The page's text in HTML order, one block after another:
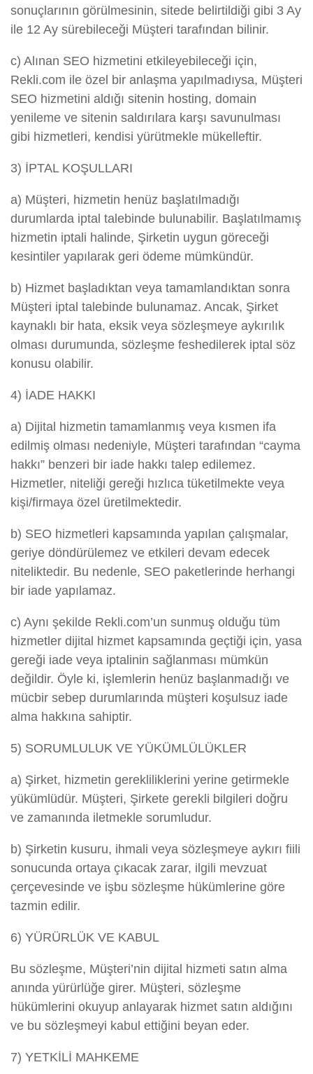
sonuçlarının görülmesinin, sitede belirtildiği gibi 3 Ay
ile 12 Ay sürebileceği Müşteri tarafından bilinir.
c) Alınan SEO hizmetini etkileyebileceği için,
Rekli.com ile özel bir anlaşma yapılmadıysa, Müşteri
SEO hizmetini aldığı sitenin hosting, domain
yenileme ve sitenin saldırılara karşı savunulması
gibi hizmetleri, kendisi yürütmekle mükelleftir.
3) İPTAL KOŞULLARI
a) Müşteri, hizmetin henüz başlatılmadığı
durumlarda iptal talebinde bulunabilir. Başlatılmamış
hizmetin iptali halinde, Şirketin uygun göreceği
kesintiler yapılarak geri ödeme mümkündür.
b) Hizmet başladıktan veya tamamlandıktan sonra
Müşteri iptal talebinde bulunamaz. Ancak, Şirket
kaynaklı bir hata, eksik veya sözleşmeye aykırılık
olması durumunda, sözleşme feshedilerek iptal söz
konusu olabilir.
4) İADE HAKKI
a) Dijital hizmetin tamamlanmış veya kısmen ifa
edilmiş olması nedeniyle, Müşteri tarafından “cayma
hakkı” benzeri bir iade hakkı talep edilemez.
Hizmetler, niteliği gereği hızlıca tüketilmekte veya
kişi/firmaya özel üretilmektedir.
b) SEO hizmetleri kapsamında yapılan çalışmalar,
geriye döndürülemez ve etkileri devam edecek
niteliktedir. Bu nedenle, SEO paketlerinde herhangi
bir iade yapılamaz.
c) Aynı şekilde Rekli.com’un sunmuş olduğu tüm
hizmetler dijital hizmet kapsamında geçtiği için, yasa
gereği iade veya iptalinin sağlanması mümkün
değildir. Öyle ki, işlemlerin henüz başlanmadığı ve
mücbir sebep durumlarında müşteri koşulsuz iade
alma hakkına sahiptir.
5) SORUMLULUK VE YÜKÜMLÜLÜKLER
a) Şirket, hizmetin gerekliliklerini yerine getirmekle
yükümlüdür. Müşteri, Şirkete gerekli bilgileri doğru
ve zamanında iletmekle sorumludur.
b) Şirketin kusuru, ihmali veya sözleşmeye aykırı fiili
sonucunda ortaya çıkacak zarar, ilgili mevzuat
çerçevesinde ve işbu sözleşme hükümlerine göre
tazmin edilir.
6) YÜRÜRLÜK VE KABUL
Bu sözleşme, Müşteri’nin dijital hizmeti satın alma
anında yürürlüğe girer. Müşteri, sözleşme
hükümlerini okuyup anlayarak hizmet satın aldığını
ve bu sözleşmeyi kabul ettiğini beyan eder.
7) YETKİLİ MAHKEME